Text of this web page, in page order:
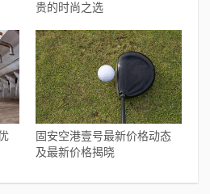
贵的时尚之选
固安空港壹号最新价格动态
及最新价格揭晓